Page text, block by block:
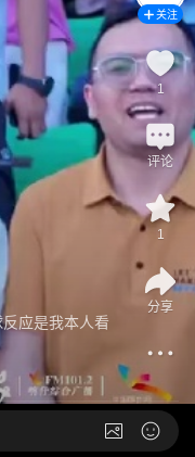
应是我本人看
关注
1
评论
1
分享